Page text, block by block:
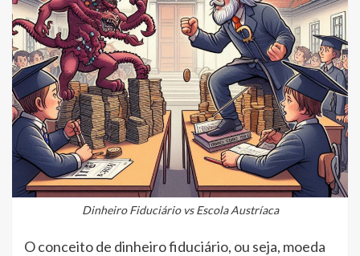
Dinheiro Fiduciário vs Escola Austríaca
O conceito de dinheiro fiduciário, ou seja, moeda